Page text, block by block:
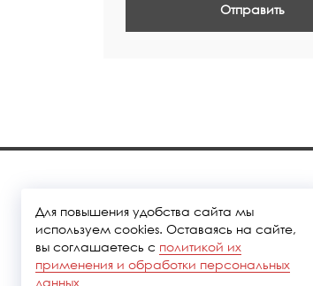
Отправить
Для повышения удобства сайта мы
используем cookies. Оставаясь на сайте,
вы соглашаетесь с политикой их
применения и обработки персональных
данных